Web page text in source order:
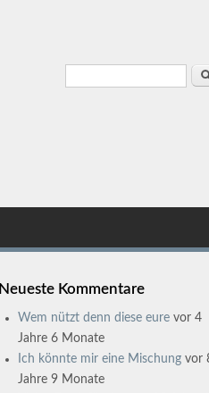
Neueste Kommentare
Wem nützt denn diese eure vor 4
Jahre 6 Monate
Ich könnte mir eine Mischung vor
Jahre 9 Monate